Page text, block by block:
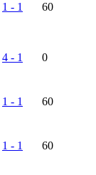
1 - 1 60
4 - 1
0
1 - 1
60
1 - 1
60